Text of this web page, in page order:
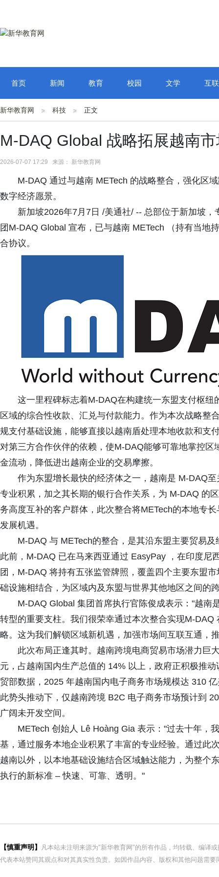
首页 新闻 教育 校园 文学 互
新华教育网 科技 正文
M-DAQ Global 战略拓展越南
2026-07-07 17:29 来源： 新华教育网
M-DAQ 通过与越南 METech 的战略整合，强化区
数字经济愿景。
新加坡2026年7月7日 /美通社/ -- 总部位于新加坡
团M-DAQ Global 宣布，已与越南 METech （持有当地
合协议。
这一里程碑标志着M-DAQ在构建统一东盟支付枢
区域的综合性收款、汇兑与付款能力。作为本次战略整
规支付基础设施，能够直接以越南盾处理本地收款和支
对第三方合作伙伴的依赖，使M-DAQ能够可靠地掌控
金流动，降低进出越南企业的交易摩擦。
作为东盟增长最快的经济体之一，越南是 M-DAQ
专业积累，加之其长期的银行合作关系，为 M-DAQ 的
务高度互补的客户群体，此次整合将METech的本地专
发展机遇。
M-DAQ 与 METech的整合，是其沿东盟主要贸易
此前，M-DAQ 已在马来西亚通过 EasyPay ，在印度尼
团，M-DAQ 将持有五张监管牌照，覆盖四个主要东盟
础设施相结合，为区域内及东盟与世界其他地区之间的
M-DAQ Global 集团首席执行官陈俊成表示："越南
转型的重要支柱。我们很荣幸通过本次整合实现M-
略。这为我们解锁区域新机遇，加强市场间互联互通，
此次布局正逢其时。越南跨境电商贸易市场潜力巨
元，占越南国内生产总值的 14% 以上，政府正积极推
贸部数据，2025 年越南国内电子商务市场规模达 310
此势头推动下，仅越南跨境 B2C 电子商务市场预计到
广阔未开发空间。
METech 创始人 Lê Hoàng Gia 表示："过去十年，
基，通过服务本地企业积累了丰富的专业经验。通过此
越南以外，以本地基础设施结合区域触达能力，为整个
执行的新标准 – 快速、可靠、透明。"
【慎重声明】
凡本站未注明来源为"新华教育网"的所有作品，均转载、编译
代表本站赞同其观点和对其真实性负责。如因作品内容、版权和其他问题需